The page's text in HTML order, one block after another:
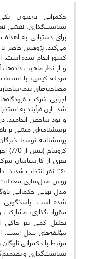
حکمرانی به‌عنوان
سیاست‌گذاری، نقشی
برای دستیابی به
می‌کند. پژوهش حاضر
کشور انجام شده است.
و از نظر ماهیت
مرحله کیفی، با
اجرایی شرکت
شد. این فرآیند به
و نود شاخص انجامید.
پرسشنامه‌ای مبتنی بر
پرسشنامه توسط خبرگان
نفری از کارشناسان
۲۶۰ نفر انتخاب شدند. داده‌ها با نرم‌افزار
روش مدل‌سازی معادلات
مدل نهایی حکمرانی
شده است: پاسخگویی
مقررات‌گذاری، مشارکت
تحلیل کمی نیز حاکی
مؤلفه‌های مدل است.
مرتبط با حکمرانی
سیاست‌گذاری و